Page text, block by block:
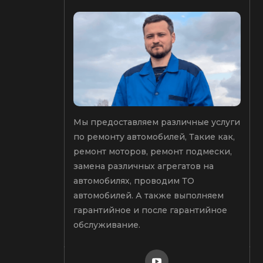
Мы предоставляем различные услуги
по ремонту автомобилей, Такие как,
ремонт моторов, ремонт подмески,
замена различных агрегатов на
автомобилях, проводим ТО
автомобилей. А также выполняем
гарантийное и после гарантийное
обслуживание.